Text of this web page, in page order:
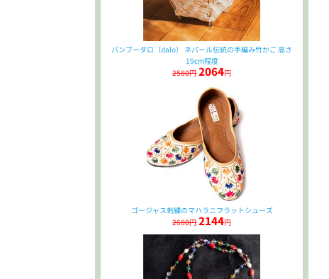
バンブーダロ（dalo） ネパール伝統の手編み竹かご 高さ
19cm程度
2580円2064円
ゴージャス刺繍のマハラニフラットシューズ
2680円2144円